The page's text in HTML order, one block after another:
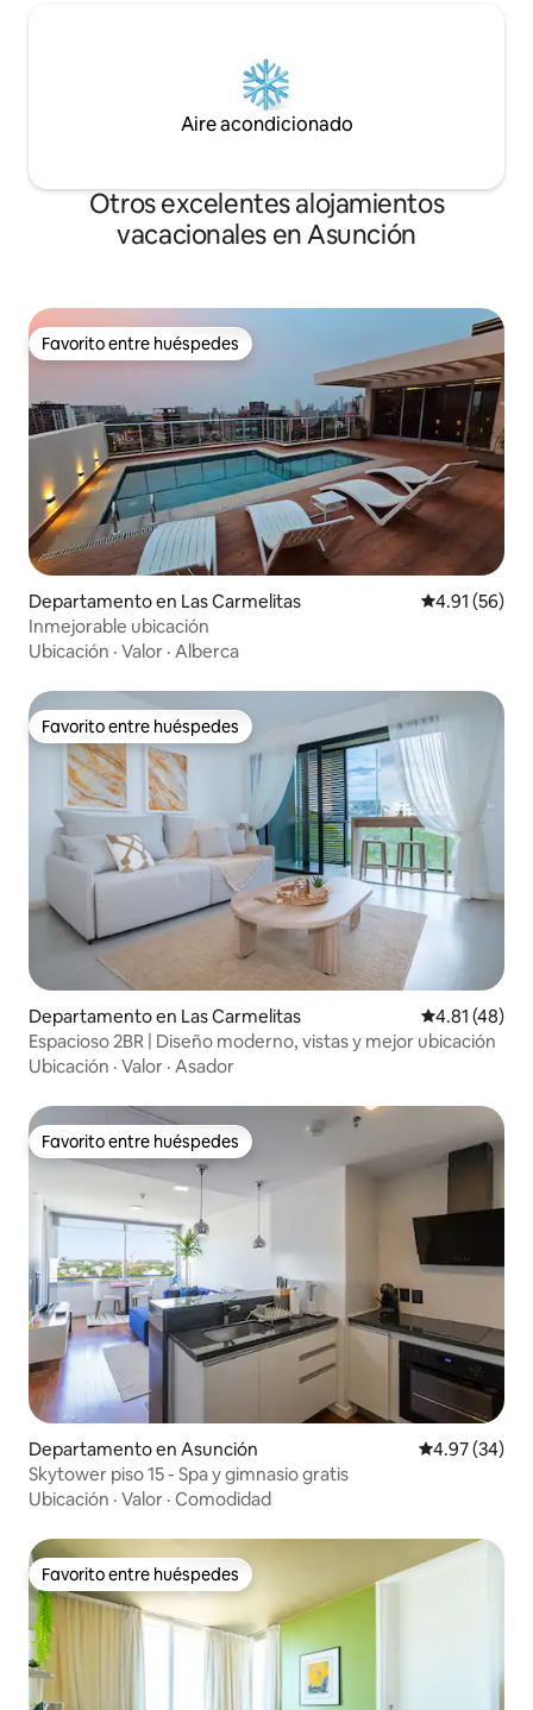
Aire acondicionado
Otros excelentes alojamientos
vacacionales en Asunción
Favorito entre huéspedes
Favorito entre huéspedes
Departamento en Las Carmelitas Calificación
4.91 (56)
Inmejorable ubicación
Ubicación · Valor · Alberca
Favorito entre huéspedes
Favorito entre huéspedes
Departamento en Las Carmelitas Calificación
4.81 (48)
Espacioso 2BR | Diseño moderno, vistas y mejor ubicación
Ubicación · Valor · Asador
Favorito entre huéspedes
Favorito entre huéspedes
Departamento en Asunción Calificación
4.97 (34)
Skytower piso 15 - Spa y gimnasio gratis
Ubicación · Valor · Comodidad
Favorito entre huéspedes
Favorito entre huéspedes